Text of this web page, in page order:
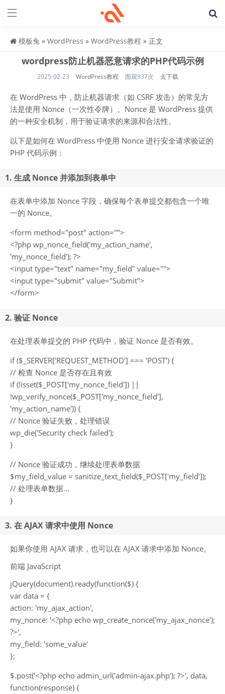
模板兔 » WordPress » WordPress教程 » 正文
wordpress防止机器恶意请求的PHP代码示例
2025-02-23 WordPress教程 围观937次 去下载
在 WordPress 中，防止机器请求（如 CSRF 攻击）的常见方
法是使用 Nonce（一次性令牌）。Nonce 是 WordPress 提供
的一种安全机制，用于验证请求的来源和合法性。
以下是如何在 WordPress 中使用 Nonce 进行安全请求验证的
PHP 代码示例：
1. 生成 Nonce 并添加到表单中
在表单中添加 Nonce 字段，确保每个表单提交都包含一个唯
一的 Nonce。
<form method="post" action="">
<?php wp_nonce_field('my_action_name',
'my_nonce_field'); ?>
<input type="text" name="my_field" value="">
<input type="submit" value="Submit">
</form>
2. 验证 Nonce
在处理表单提交的 PHP 代码中，验证 Nonce 是否有效。
if ($_SERVER['REQUEST_METHOD'] === 'POST') {
// 检查 Nonce 是否存在且有效
if (!isset($_POST['my_nonce_field']) ||
!wp_verify_nonce($_POST['my_nonce_field'],
'my_action_name')) {
// Nonce 验证失败，处理错误
wp_die('Security check failed');
}
// Nonce 验证成功，继续处理表单数据
$my_field_value = sanitize_text_field($_POST['my_field']);
// 处理表单数据...
}
3. 在 AJAX 请求中使用 Nonce
如果你使用 AJAX 请求，也可以在 AJAX 请求中添加 Nonce。
前端 JavaScript
jQuery(document).ready(function($) {
var data = {
action: 'my_ajax_action',
my_nonce: '<?php echo wp_create_nonce('my_ajax_nonce');
?>',
my_field: 'some_value'
};
$.post('<?php echo admin_url('admin-ajax.php'); ?>', data,
function(response) {